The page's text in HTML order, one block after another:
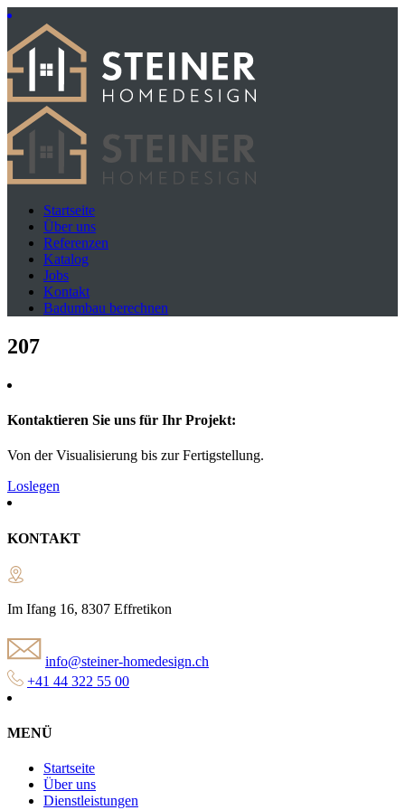
Startseite
Über uns
Referenzen
Katalog
Jobs
Kontakt
Badumbau berechnen
207
Kontaktieren Sie uns für Ihr Projekt:
Von der Visualisierung bis zur Fertigstellung.
Loslegen
KONTAKT
Im Ifang 16, 8307 Effretikon
info@steiner-homedesign.ch
+41 44 322 55 00
MENÜ
Startseite
Über uns
Dienstleistungen